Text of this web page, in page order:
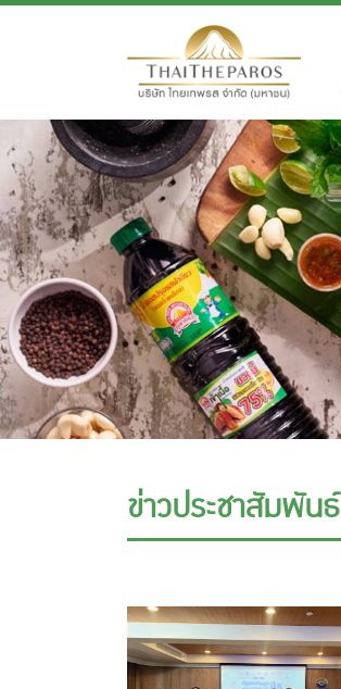
ข่าวประชาสัมพันธ์